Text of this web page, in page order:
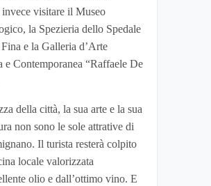
invece visitare il Museo
la Spezieria dello Spedale
e la Galleria d’Arte
e Contemporanea “Raffaele De
della città, la sua arte e la sua
non sono le sole attrative di
Il turista resterà colpito
locale valorizzata
olio e dall’ottimo vino. E